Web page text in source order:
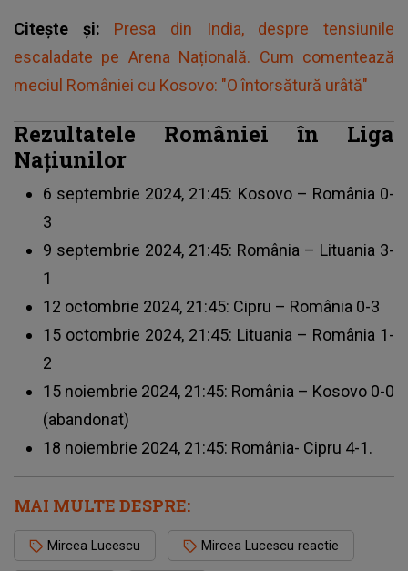
Citește și: Presa din India, despre tensiunile
escaladate pe Arena Națională. Cum comentează
meciul României cu Kosovo: "O întorsătură urâtă"
Rezultatele României în Liga
Națiunilor
6 septembrie 2024, 21:45: Kosovo – România 0-
3
9 septembrie 2024, 21:45: România – Lituania 3-
1
12 octombrie 2024, 21:45: Cipru – România 0-3
15 octombrie 2024, 21:45: Lituania – România 1-
2
15 noiembrie 2024, 21:45: România – Kosovo 0-0
(abandonat)
18 noiembrie 2024, 21:45: România- Cipru 4-1.
MAI MULTE DESPRE:
Mircea Lucescu Mircea Lucescu reactie